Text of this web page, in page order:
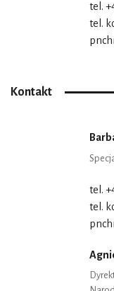
tel.
tel.
Kontakt
tel.
tel.